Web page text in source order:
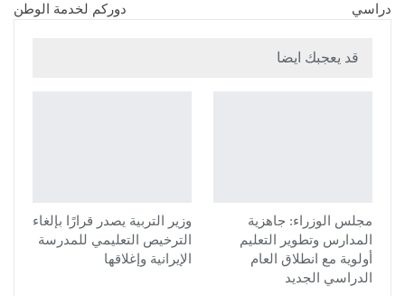
دوركم لخدمة الوطن
دراسي
قد يعجبك ايضا
وزير التربية يصدر قرارًا بإلغاء
الترخيص التعليمي للمدرسة
الإيرانية وإغلاقها
مجلس الوزراء: جاهزية
المدارس وتطوير التعليم
أولوية مع انطلاق العام
الدراسي الجديد